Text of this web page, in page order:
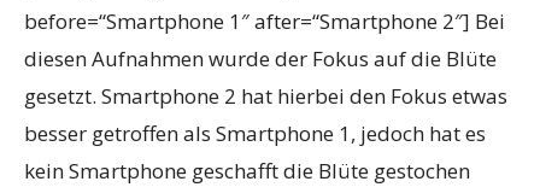
before=“Smartphone 1″ after=“Smartphone 2″] Bei
diesen Aufnahmen wurde der Fokus auf die Blüte
gesetzt. Smartphone 2 hat hierbei den Fokus etwas
besser getroffen als Smartphone 1, jedoch hat es
kein Smartphone geschafft die Blüte gestochen